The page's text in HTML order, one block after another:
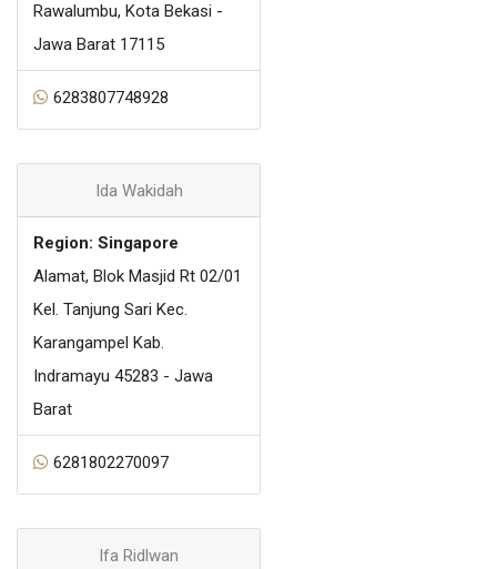
Rawalumbu, Kota Bekasi -
Jawa Barat 17115
6283807748928
Ida Wakidah
Region: Singapore
Alamat, Blok Masjid Rt 02/01
Kel. Tanjung Sari Kec.
Karangampel Kab.
Indramayu 45283 - Jawa
Barat
6281802270097
Ifa Ridlwan